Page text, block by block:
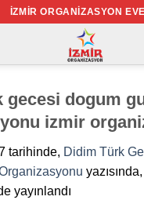
İZMIR ORGANIZASYON
gecesi dogum
izmir
tarihinde, Didim Türk
yazısında,
yayınlandı